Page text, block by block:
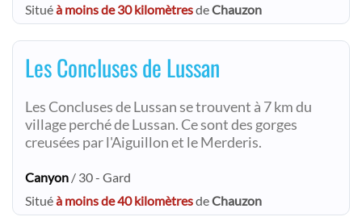
Situéà moins de 30 kilomètresdeChauzon
Les Concluses de Lussan
Les Concluses de Lussan se trouvent à 7 km du
village perché de Lussan. Ce sont des gorges
creusées par l'Aiguillon et le Merderis.
Canyon / 30 - Gard
Situéà moins de 40 kilomètresdeChauzon